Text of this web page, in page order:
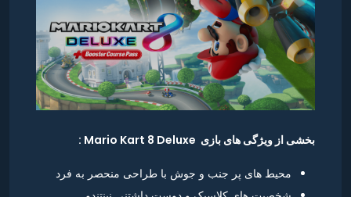
بخشی از ویژگی های بازی Mario Kart 8 Deluxe :
محیط های پر جنب و جوش با طراحی منحصر به فرد